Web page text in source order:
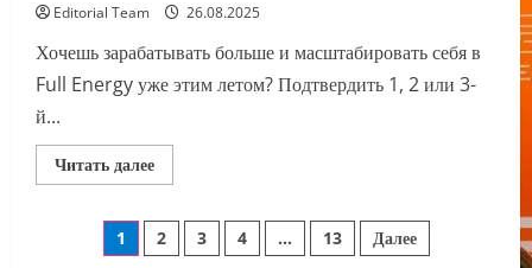
Editorial Team 26.08.2025
Хочешь зарабатывать больше и масштабировать себя в
Full Energy уже этим летом? Подтвердить 1, 2 или 3-
й...
Читать далееПрочитать
больше
лист:
Заработок
и
Пагинация
1 2 3 4 … 13 Далее